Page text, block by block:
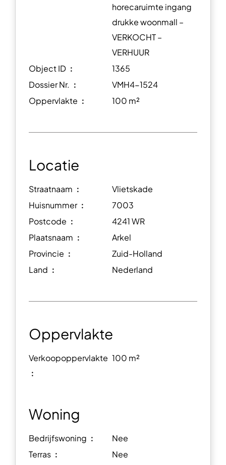
horecaruimte ingang
drukke woonmall –
VERKOCHT –
VERHUUR
Object ID ︰
1365
Dossier Nr. ︰
VMH4-1524
Oppervlakte ︰
100 m²
Locatie
Straatnaam ︰
Vlietskade
Huisnummer ︰
7003
Postcode ︰
4241 WR
Plaatsnaam ︰
Arkel
Provincie ︰
Zuid-Holland
Land ︰
Nederland
Oppervlakte
Verkoopoppervlakte
︰
100 m²
Woning
Bedrijfswoning ︰
Nee
Terras ︰
Nee